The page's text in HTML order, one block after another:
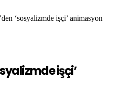
‘sosyalizmde işçi’ animasyon
işçi’